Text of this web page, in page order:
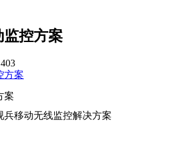
监控方案
403
案
兵移动无线监控解决方案